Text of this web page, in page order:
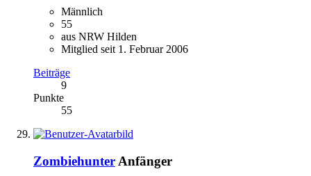
Männlich
55
aus NRW Hilden
Mitglied seit 1. Februar 2006
Beiträge
9
Punkte
55
Zombiehunter Anfänger